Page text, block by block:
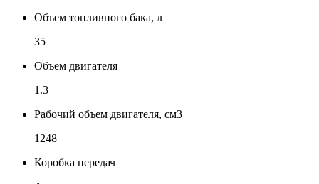
Объем топливного бака, л
35
Объем двигателя
1.3
Рабочий объем двигателя, см3
1248
Коробка передач